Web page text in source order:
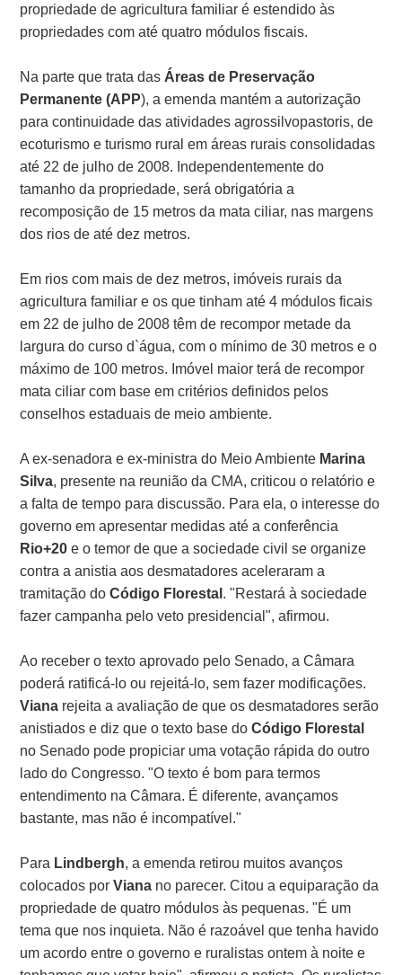
propriedade de agricultura familiar é estendido às
propriedades com até quatro módulos fiscais.
Na parte que trata das Áreas de Preservação
Permanente (APP), a emenda mantém a autorização
para continuidade das atividades agrossilvopastoris, de
ecoturismo e turismo rural em áreas rurais consolidadas
até 22 de julho de 2008. Independentemente do
tamanho da propriedade, será obrigatória a
recomposição de 15 metros da mata ciliar, nas margens
dos rios de até dez metros.
Em rios com mais de dez metros, imóveis rurais da
agricultura familiar e os que tinham até 4 módulos ficais
em 22 de julho de 2008 têm de recompor metade da
largura do curso d`água, com o mínimo de 30 metros e o
máximo de 100 metros. Imóvel maior terá de recompor
mata ciliar com base em critérios definidos pelos
conselhos estaduais de meio ambiente.
A ex-senadora e ex-ministra do Meio Ambiente Marina
Silva, presente na reunião da CMA, criticou o relatório e
a falta de tempo para discussão. Para ela, o interesse do
governo em apresentar medidas até a conferência
Rio+20 e o temor de que a sociedade civil se organize
contra a anistia aos desmatadores aceleraram a
tramitação doCódigo Florestal . "Restará à sociedade
fazer campanha pelo veto presidencial", afirmou.
Ao receber o texto aprovado pelo Senado, a Câmara
poderá ratificá-lo ou rejeitá-lo, sem fazer modificações.
Viana rejeita a avaliação de que os desmatadores serão
anistiados e diz que o texto base doCódigo Florestal
no Senado pode propiciar uma votação rápida do outro
lado do Congresso. "O texto é bom para termos
entendimento na Câmara. É diferente, avançamos
bastante, mas não é incompatível."
Para Lindbergh, a emenda retirou muitos avanços
colocados porViana no parecer. Citou a equiparação da
propriedade de quatro módulos às pequenas. "É um
tema que nos inquieta. Não é razoável que tenha havido
um acordo entre o governo e ruralistas ontem à noite e